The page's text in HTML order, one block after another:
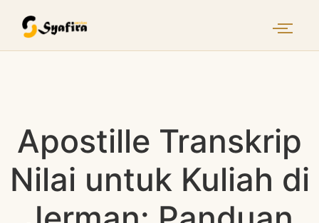
Apostille Transkrip
Nilai untuk Kuliah di